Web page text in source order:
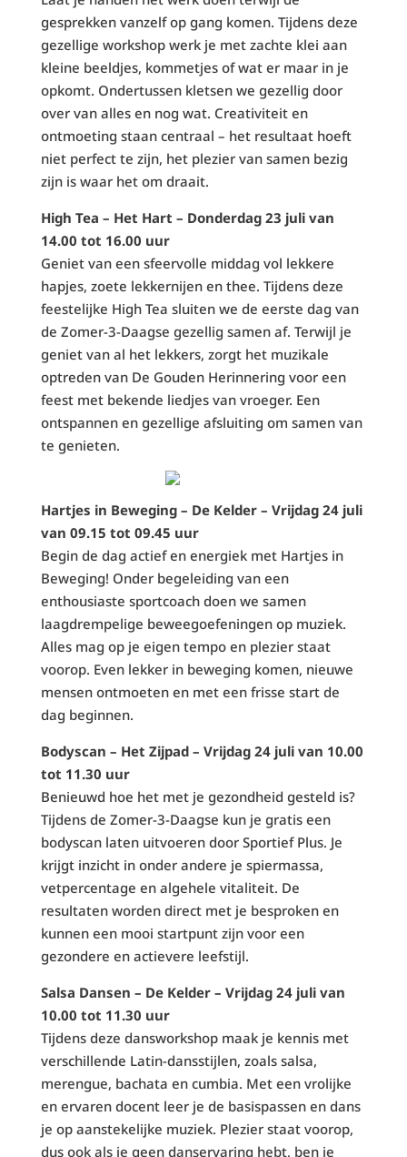
gesprekken vanzelf op gang komen. Tijdens deze
gezellige workshop werk je met zachte klei aan
kleine beeldjes, kommetjes of wat er maar in je
opkomt. Ondertussen kletsen we gezellig door
over van alles en nog wat. Creativiteit en
ontmoeting staan centraal – het resultaat hoeft
niet perfect te zijn, het plezier van samen bezig
zijn is waar het om draait.
High Tea – Het Hart – Donderdag 23 juli van
14.00 tot 16.00 uur
Geniet van een sfeervolle middag vol lekkere
hapjes, zoete lekkernijen en thee. Tijdens deze
feestelijke High Tea sluiten we de eerste dag van
de Zomer-3-Daagse gezellig samen af. Terwijl je
geniet van al het lekkers, zorgt het muzikale
optreden van De Gouden Herinnering voor een
feest met bekende liedjes van vroeger. Een
ontspannen en gezellige afsluiting om samen van
te genieten.
Hartjes in Beweging – De Kelder – Vrijdag 24 juli
van 09.15 tot 09.45 uur
Begin de dag actief en energiek met Hartjes in
Beweging! Onder begeleiding van een
enthousiaste sportcoach doen we samen
laagdrempelige beweegoefeningen op muziek.
Alles mag op je eigen tempo en plezier staat
voorop. Even lekker in beweging komen, nieuwe
mensen ontmoeten en met een frisse start de
dag beginnen.
Bodyscan – Het Zijpad – Vrijdag 24 juli van 10.00
tot 11.30 uur
Benieuwd hoe het met je gezondheid gesteld is?
Tijdens de Zomer-3-Daagse kun je gratis een
bodyscan laten uitvoeren door Sportief Plus. Je
krijgt inzicht in onder andere je spiermassa,
vetpercentage en algehele vitaliteit. De
resultaten worden direct met je besproken en
kunnen een mooi startpunt zijn voor een
gezondere en actievere leefstijl.
Salsa Dansen – De Kelder – Vrijdag 24 juli van
10.00 tot 11.30 uur
Tijdens deze dansworkshop maak je kennis met
verschillende Latin-dansstijlen, zoals salsa,
merengue, bachata en cumbia. Met een vrolijke
en ervaren docent leer je de basispassen en dans
je op aanstekelijke muziek. Plezier staat voorop,
dus ook als je geen danservaring hebt, ben je